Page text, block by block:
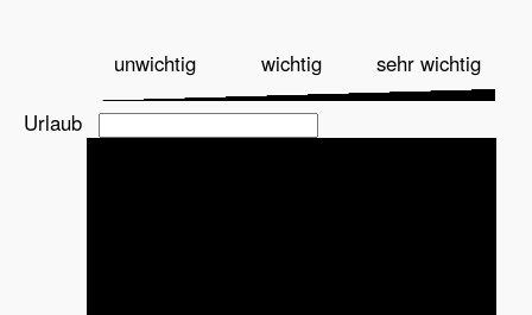
unwichtig wichtig sehr wichtig
Urlaub